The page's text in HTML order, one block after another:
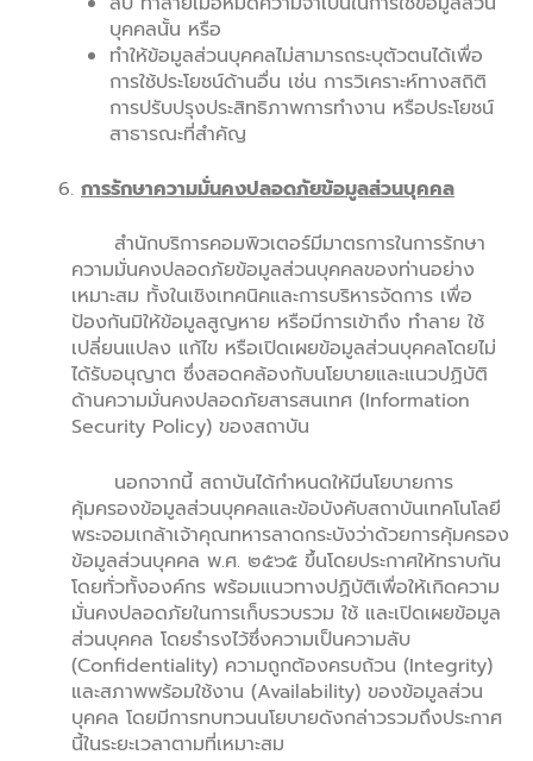
บุคคลนั้น หรือ
ทำให้ข้อมูลส่วนบุคคลไม่สามารถระบุตัวตนได้เพื่อ
การใช้ประโยชน์ด้านอื่น เช่น การวิเคราะห์ทางสถิติ
การปรับปรุงประสิทธิภาพการทำงาน หรือประโยชน์
สาธารณะที่สำคัญ
การรักษาความมั่นคงปลอดภัยข้อมูลส่วนบุคคล
สำนักบริการคอมพิวเตอร์มีมาตรการในการรักษา
ความมั่นคงปลอดภัยข้อมูลส่วนบุคคลของท่านอย่าง
เหมาะสม ทั้งในเชิงเทคนิคและการบริหารจัดการ เพื่อ
ป้องกันมิให้ข้อมูลสูญหาย หรือมีการเข้าถึง ทำลาย ใช้
เปลี่ยนแปลง แก้ไข หรือเปิดเผยข้อมูลส่วนบุคคลโดยไม่
ได้รับอนุญาต ซึ่งสอดคล้องกับนโยบายและแนวปฏิบัติ
ด้านความมั่นคงปลอดภัยสารสนเทศ (Information
Security Policy) ของสถาบัน
นอกจากนี้ สถาบันได้กำหนดให้มีนโยบายการ
คุ้มครองข้อมูลส่วนบุคคลและข้อบังคับสถาบันเทคโนโลยี
พระจอมเกล้าเจ้าคุณทหารลาดกระบังว่าด้วยการคุ้มครอง
ข้อมูลส่วนบุคคล พ.ศ. ๒๕๖๕ ขึ้นโดยประกาศให้ทราบกัน
โดยทั่วทั้งองค์กร พร้อมแนวทางปฏิบัติเพื่อให้เกิดความ
มั่นคงปลอดภัยในการเก็บรวบรวม ใช้ และเปิดเผยข้อมูล
ส่วนบุคคล โดยธำรงไว้ซึ่งความเป็นความลับ
(Confidentiality) ความถูกต้องครบถ้วน (Integrity)
และสภาพพร้อมใช้งาน (Availability) ของข้อมูลส่วน
บุคคล โดยมีการทบทวนนโยบายดังกล่าวรวมถึงประกาศ
นี้ในระยะเวลาตามที่เหมาะสม